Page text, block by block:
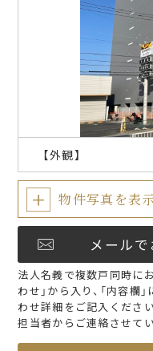
プラウドフラ
入居者限定サ
仲介会社様
【外観】
物件写真を表
メール
法人名義で複数戸同時に
わせ」から入り、「内容欄
わせ詳細をご記入ください
担当者からご連絡させて